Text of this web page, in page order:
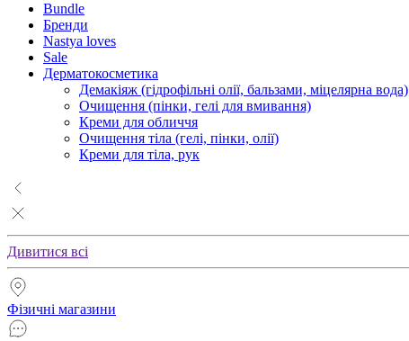
Bundle
Бренди
Nastya loves
Sale
Дерматокосметика
Демакіяж (гідрофільні олії, бальзами, міцелярна вода)
Очищення (пінки, гелі для вмивання)
Креми для обличчя
Очищення тіла (гелі, пінки, олії)
Креми для тіла, рук
Дивитися всі
Фізичні магазини